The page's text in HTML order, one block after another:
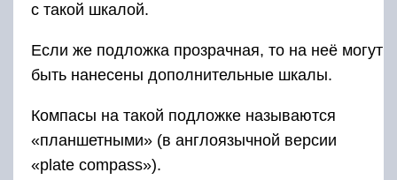
с такой шкалой.
Если же подложка прозрачная, то на неё могут
быть нанесены дополнительные шкалы.
Компасы на такой подложке называются
«планшетными» (в англоязычной версии
«plate compass»).